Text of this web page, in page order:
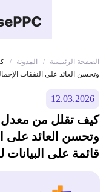
الرئيسية / المدونة
كيف تقلل
على النفقات الإجمالية:
من معدل العائد
العائد على
على البيانات